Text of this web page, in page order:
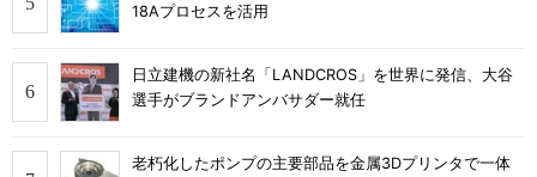
18Aプロセスを活用
日立建機の新社名「LANDCROS」を世界に発信、大谷
選手がブランドアンバサダー就任
老朽化したポンプの主要部品を金属3Dプリンタで一体